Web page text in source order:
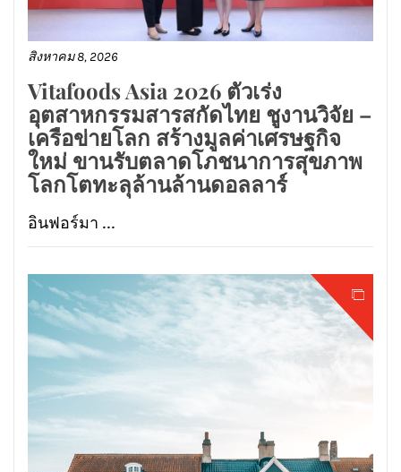
สิงหาคม 8, 2026
Vitafoods Asia 2026 ตัวเร่ง
อุตสาหกรรมสารสกัดไทย ชูงานวิจัย –
เครือข่ายโลก สร้างมูลค่าเศรษฐกิจ
ใหม่ ขานรับตลาดโภชนาการสุขภาพ
โลกโตทะลุล้านล้านดอลลาร์
อินฟอร์มา ...